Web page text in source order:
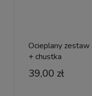
Ocieplany
+ chustka
39,00 zł